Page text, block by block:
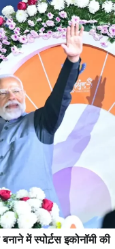
में स्पोर्ट़स इकोनॉमी की